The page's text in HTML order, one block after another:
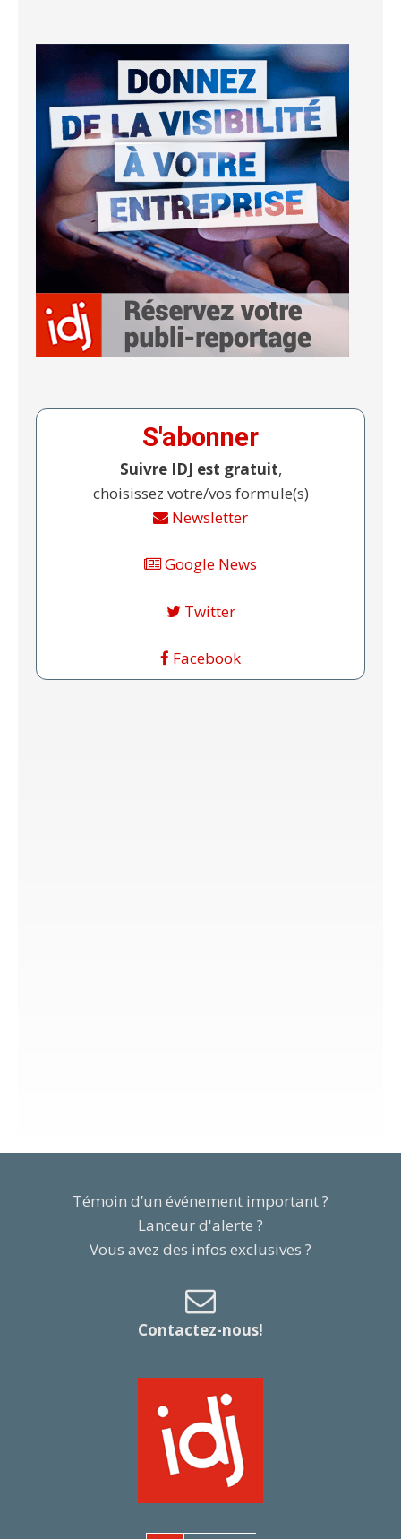
S'abonner
Suivre IDJ est gratuit,
choisissez votre/vos formule(s)
Newsletter
Google News
Twitter
Facebook
Témoin d’un événement important ?
Lanceur d'alerte ?
Vous avez des infos exclusives ?
Contactez-nous!